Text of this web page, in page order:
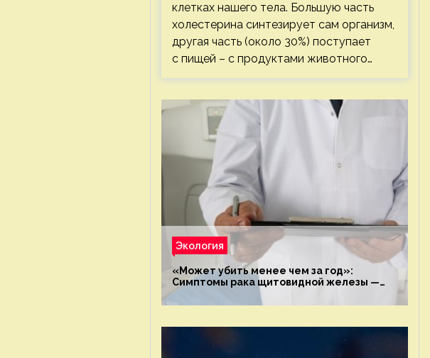
клетках нашего тела. Большую часть
холестерина синтезирует сам организм,
другая часть (около 30%) поступает
с пищей – с продуктами животного…
Экология
«Может убить менее чем за год»:
Симптомы рака щитовидной железы —
новости экологии на ECOportal